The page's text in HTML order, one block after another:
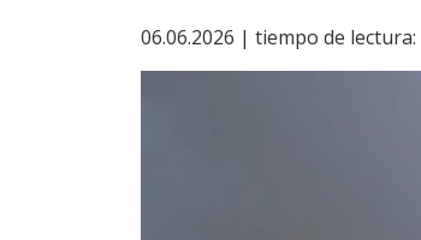
06.06.2026 | tiempo de lectura: